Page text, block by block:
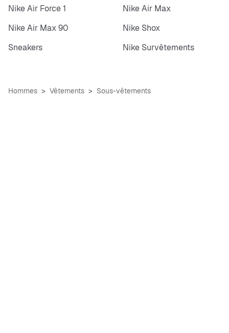
Nike Air Force 1
Nike Air Max
Nike Air Max 90
Nike Shox
Sneakers
Nike Survêtements
Hommes Vêtements Sous-vêtements